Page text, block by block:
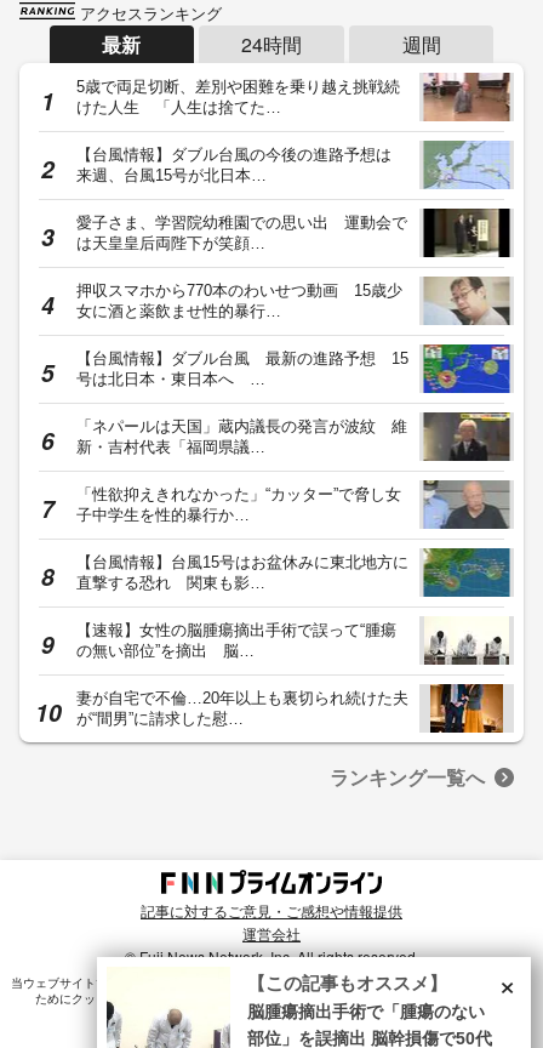
アクセスランキング
最新 24時間 週間
5歳で両足切断、差別や困難を乗り越え挑戦続
けた人生 「人生は捨てた…
【台風情報】ダブル台風の今後の進路予想は
来週、台風15号が北日本…
愛子さま、学習院幼稚園での思い出 運動会で
は天皇皇后両陛下が笑顔…
押収スマホから770本のわいせつ動画 15歳少
女に酒と薬飲ませ性的暴行…
【台風情報】ダブル台風 最新の進路予想 15
号は北日本・東日本へ …
「ネパールは天国」蔵内議長の発言が波紋 維
新・吉村代表「福岡県議…
「性欲抑えきれなかった」“カッター”で脅し女
子中学生を性的暴行か…
【台風情報】台風15号はお盆休みに東北地方に
直撃する恐れ 関東も影…
【速報】女性の脳腫瘍摘出手術で誤って“腫瘍
の無い部位”を摘出 脳…
妻が自宅で不倫…20年以上も裏切られ続けた夫
が“間男”に請求した慰…
ランキング一覧へ
記事に対するご意見・ご感想や情報提供
運営会社
© Fuji News Network, Inc. All rights reserved.
当ウェブサイトでは、ユーザのニーズ・興味・関⼼に合致したコンテンツや広告配信を提供する
ためにクッキーを使⽤しています。詳細は、
プライバシーポリシー をご確認ください。×
【この記事もオススメ】
脳腫瘍摘出手術で「腫瘍のない
部位」を誤摘出 脳幹損傷で50代